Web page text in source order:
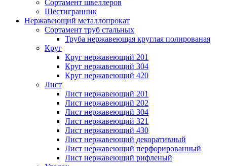
Сортамент швеллеров
Шестигранник
Нержавеющий металлопрокат
Сортамент труб стальных
Труба нержавеющая круглая полированая
Круг
Круг нержавеющий 201
Круг нержавеющий 304
Круг нержавеющий 420
Лист
Лист нержавеющий 201
Лист нержавеющий 202
Лист нержавеющий 304
Лист нержавеющий 321
Лист нержавеющий 430
Лист нержавеющий декоративный
Лист нержавеющий перфорированный
Лист нержавеющий рифленый